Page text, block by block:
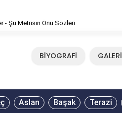
- Şu Metrisin Önü Sözleri
BİYOGRAFİ GALERİ
Aslan Başak Terazi